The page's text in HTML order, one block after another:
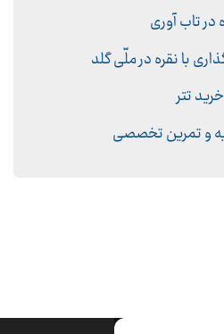
در تاب آوری
با نقره در ملّی گلد
خرید تتر
و تمرین تخصصی